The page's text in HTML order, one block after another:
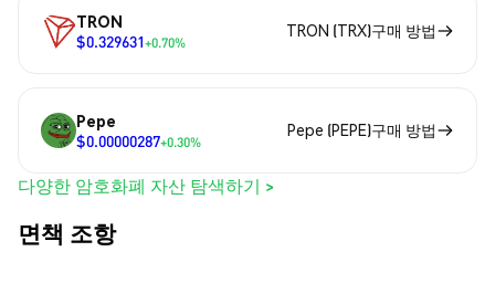
TRON
$0.329631+0.70%
TRON (TRX)구매 방법
Pepe
$0.00000287+0.30%
Pepe (PEPE)구매 방법
다양한 암호화폐 자산 탐색하기 >
면책 조항